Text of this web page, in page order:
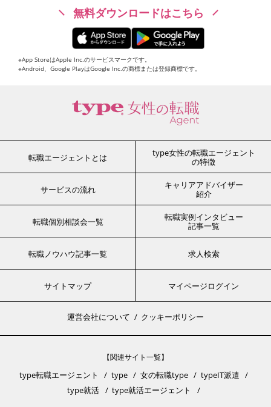
無料ダウンロードはこちら
※App StoreはApple Inc.のサービスマークです。
※Android、Google PlayはGoogle Inc.の商標または登録商標です。
転職エージェントとは
type女性の転職エージェント
の特徴
サービスの流れ
キャリアアドバイザー
紹介
転職個別相談会一覧
転職実例インタビュー
記事一覧
転職ノウハウ記事一覧 求人検索
サイトマップ マイページログイン
運営会社について クッキーポリシー
【関連サイト一覧】
type転職エージェント type 女の転職type
typeIT派遣
type就活
type就活エージェント